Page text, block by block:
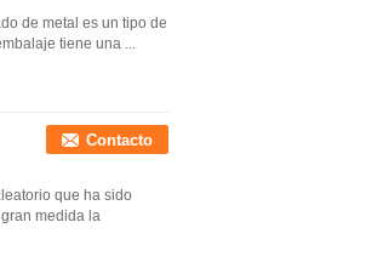
de metal es un tipo de
tiene una ...
Contacto
que ha sido
medida la